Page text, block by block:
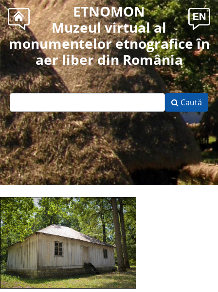
ETNOMON
Muzeul virtual al
monumentelor etnografice în
aer liber din România
Caută